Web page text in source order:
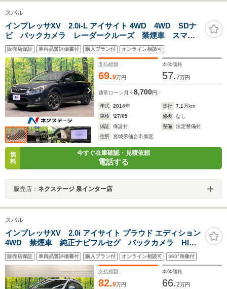
スバル
インプレッサXV 2.0i-L アイサイト 4WD 4WD SDナ
ビ バックカメラ レーダークルーズ 禁煙車 スマー
トキー HIDヘッド ETC 純正17インチアルミ デュア
ルエアコン Bluetooth CD フルセグ 革巻きステア
リング
販売店保証 車両品質評価書付 購入プラン付 オンライン相談可
支払総額
69.9万円
本体価格
57.7万円
通常ローン 月々8,700円
年式 2014年 走行 7.1万km
車検
'27/09 修復
なし
保証
保証付 整備
法定整備付
住所
宮城県仙台市泉区
無
料
今すぐ在庫確認・見積依頼
電話する
販売店： ネクステージ 泉インター店
スバル
インプレッサXV 2.0i アイサイト プラウド エディション
4WD 禁煙車 純正ナビフルセグ バックカメラ HID
ヘッド ルーフレール 純正17インチAW 全車速追従ク
ルーズコントロール ETC Bluetooth リアフォグラン
プ 革巻ステアリング 6スピーカー
販売店保証 車両品質評価書付 購入プラン付 オンライン相談可 360°画像付
支払総額
82.9万円
本体価格
66.2万円